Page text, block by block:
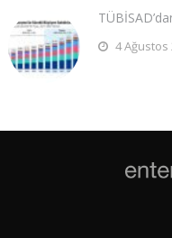
4 Ağustos